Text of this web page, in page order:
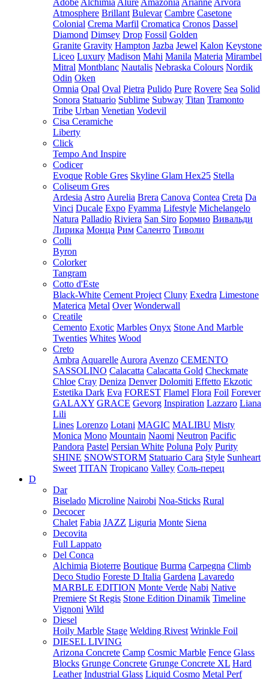
Adobe Alchimia Alure Amazonia Arianne Arvora
Atmosphere Brillant Bulevar Cambre Casetone
Colonial Crema Marfil Cromatica Cronos Dassel
Diamond Dimsey Drop Fossil Golden
Granite Gravity Hampton Jazba Jewel Kalon Keystone
Liceo Luxury Madison Mahi Manila Materia Mirambel
Mitral Montblanc Nautalis Nebraska Colours Nordik
Odin Oken
Omnia Opal Oval Pietra Pulido Pure Rovere Sea Solid
Sonora Statuario Sublime Subway Titan Tramonto
Tribe Urban Venetian Vodevil
Cisa Ceramiche
Liberty
Click
Tempo And Inspire
Codicer
Evoque Roble Gres Skyline Glam Hex25 Stella
Coliseum Gres
Ardesia Astro Aurelia Brera Canova Contea Creta Da
Vinci Ducale Expo Fyamma Lifestyle Michelangelo
Natura Palladio Riviera San Siro Бормио Вивальди
Лирика Монца Рим Саленто Тиволи
Colli
Byron
Colorker
Tangram
Cotto d'Este
Black-White Cement Project Cluny Exedra Limestone
Materica Metal Over Wonderwall
Creatile
Cemento Exotic Marbles Onyx Stone And Marble
Twenties Whites Wood
Creto
Ambra Aquarelle Aurora Avenzo CEMENTO
SASSOLINO Calacatta Calacatta Gold Checkmate
Chloe Cray Deniza Denver Dolomiti Effetto Ekzotic
Estetika Dark Eva FOREST Flamel Flora Foil Forever
GALAXY GRACE Gevorg Inspiration Lazzaro Liana
Lili
Lines Lorenzo Lotani MAGIC MALIBU Misty
Monica Mono Mountain Naomi Neutron Pacific
Pandora Pastel Persian White Poluna Poly Purity
SHINE SNOWSTORM Statuario Cara Style Sunheart
Sweet TITAN Tropicano Valley Соль-перец
D
Dar
Biselado Microline Nairobi Noa-Sticks Rural
Decocer
Chalet Fabia JAZZ Liguria Monte Siena
Decovita
Full Lappato
Del Conca
Alchimia Bioterre Boutique Burma Carpegna Climb
Deco Studio Foreste D Italia Gardena Lavaredo
MARBLE EDITION Monte Verde Nabi Native
Premiere St Regis Stone Edition Dinamik Timeline
Vignoni Wild
Diesel
Hoily Marble Stage Welding Rivest Wrinkle Foil
DIESEL LIVING
Arizona Concrete Camp Cosmic Marble Fence Glass
Blocks Grunge Concrete Grunge Concrete XL Hard
Leather Industrial Glass Liquid Cosmo Metal Perf